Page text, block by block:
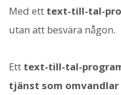
Med ett text-till-tal-
utan att besvära någon.
Ett text-till-tal-
tjänst som